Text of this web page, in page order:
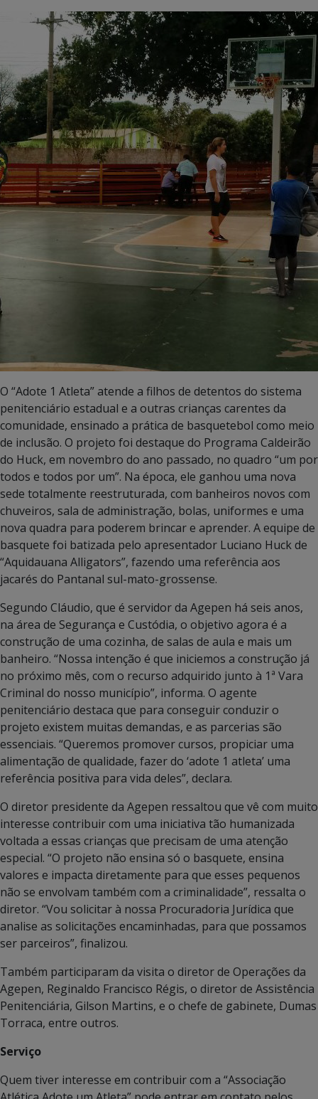
O “Adote 1 Atleta” atende a filhos de detentos do sistema
penitenciário estadual e a outras crianças carentes da
comunidade, ensinado a prática de basquetebol como meio
de inclusão. O projeto foi destaque do Programa Caldeirão
do Huck, em novembro do ano passado, no quadro “um por
todos e todos por um”. Na época, ele ganhou uma nova
sede totalmente reestruturada, com banheiros novos com
chuveiros, sala de administração, bolas, uniformes e uma
nova quadra para poderem brincar e aprender. A equipe de
basquete foi batizada pelo apresentador Luciano Huck de
“Aquidauana Alligators”, fazendo uma referência aos
jacarés do Pantanal sul-mato-grossense.
Segundo Cláudio, que é servidor da Agepen há seis anos,
na área de Segurança e Custódia, o objetivo agora é a
construção de uma cozinha, de salas de aula e mais um
banheiro. “Nossa intenção é que iniciemos a construção já
no próximo mês, com o recurso adquirido junto à 1ª Vara
Criminal do nosso município”, informa. O agente
penitenciário destaca que para conseguir conduzir o
projeto existem muitas demandas, e as parcerias são
essenciais. “Queremos promover cursos, propiciar uma
alimentação de qualidade, fazer do ‘adote 1 atleta’ uma
referência positiva para vida deles”, declara.
O diretor presidente da Agepen ressaltou que vê com muito
interesse contribuir com uma iniciativa tão humanizada
voltada a essas crianças que precisam de uma atenção
especial. “O projeto não ensina só o basquete, ensina
valores e impacta diretamente para que esses pequenos
não se envolvam também com a criminalidade”, ressalta o
diretor. “Vou solicitar à nossa Procuradoria Jurídica que
analise as solicitações encaminhadas, para que possamos
ser parceiros”, finalizou.
Também participaram da visita o diretor de Operações da
Agepen, Reginaldo Francisco Régis, o diretor de Assistência
Penitenciária, Gilson Martins, e o chefe de gabinete, Dumas
Torraca, entre outros.
Serviço
Quem tiver interesse em contribuir com a “Associação